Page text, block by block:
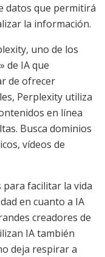
datos que permitirá
la información.
uno de los
de IA que
de ofrecer
Perplexity utiliza
en línea
Busca dominios
vídeos de
facilitar la vida
en cuanto a IA
creadores de
IA también
deja respirar a